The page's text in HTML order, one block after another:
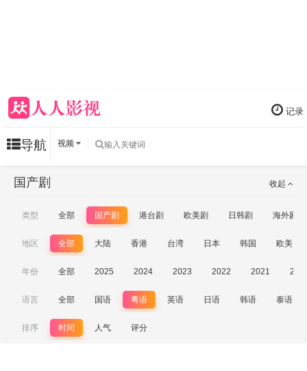
记录
导航 视频
收起
国产剧
类型 全部 国产剧 港台剧 欧美剧 日韩剧 海外剧
地区 全部 大陆 香港 台湾 日本 韩国 欧美
年份 全部 2025 2024 2023 2022 2021
语言 全部 国语 粤语 英语 日语 韩语 泰语
排序 时间 人气 评分